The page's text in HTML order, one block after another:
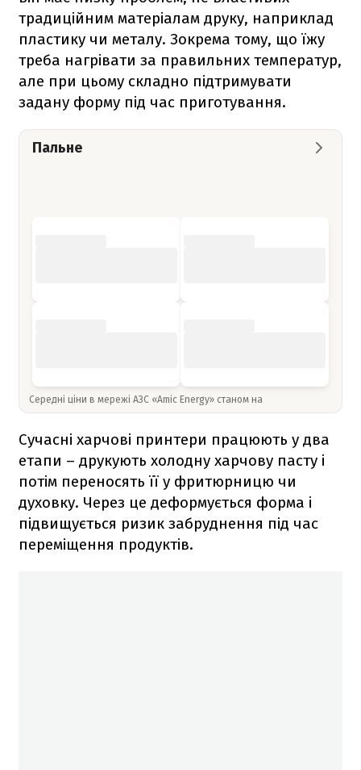
традиційним матеріалам друку, наприклад
пластику чи металу. Зокрема тому, що їжу
треба нагрівати за правильних температур,
але при цьому складно підтримувати
задану форму під час приготування.
Пальне
Середні ціни в мережі АЗС «Amic Energy» станом на
Сучасні харчові принтери працюють у два
етапи – друкують холодну харчову пасту і
потім переносять її у фритюрницю чи
духовку. Через це деформується форма і
підвищується ризик забруднення під час
переміщення продуктів.